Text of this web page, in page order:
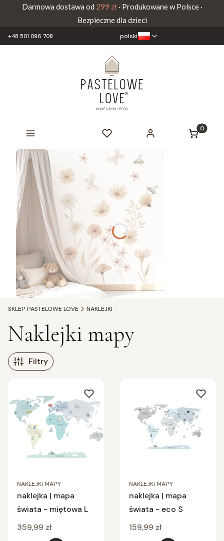
Darmowa dostawa od 299 zł· Produkowane w Polsce ·
Bezpieczne dla dzieci
+48 501 096 708 polski
Produkty
SKLEP PASTELOWE LOVE NAKLEJKI
Naklejki mapy
Filtry
Lista produktów
NAKLEJKI MAPY
naklejka | mapa
świata - miętowa L
Cena
359,99 zł
NAKLEJKI MAPY
naklejka | mapa
świata - eco S
Cena
159,99 zł